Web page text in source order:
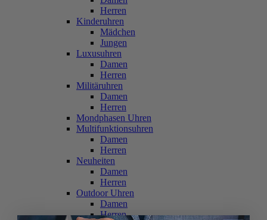
Herren
Kinderuhren
Mädchen
Jungen
Luxusuhren
Damen
Herren
Militäruhren
Damen
Herren
Mondphasen Uhren
Multifunktionsuhren
Damen
Herren
Neuheiten
Damen
Herren
Outdoor Uhren
Damen
Herren